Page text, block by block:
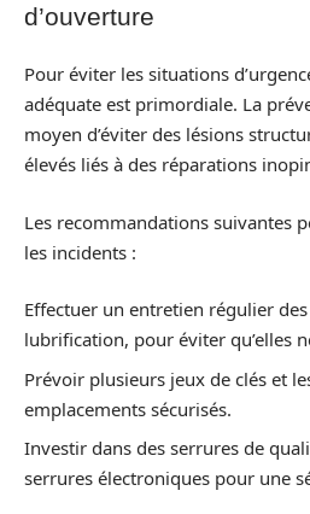
d’ouverture
Pour éviter les situations
adéquate est primordiale. La
moyen d’éviter des lésions
élevés liés à des réparations
Les recommandations suivantes
les incidents :
Effectuer un entretien régulier
lubrification, pour éviter qu’elles
Prévoir plusieurs jeux de clés et
emplacements sécurisés.
Investir dans des serrures de
serrures électroniques pour une